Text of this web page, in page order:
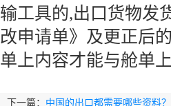
输工具的,出口货物发
改申请单》及更正后
单上内容才能与舱单
下一篇： 中国的出口都需要哪些资料？